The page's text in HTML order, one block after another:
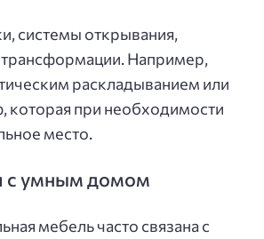
системы открывания,
трансформации. Например,
раскладыванием или
которая при необходимости
место.
с умным домом
мебель часто связана с